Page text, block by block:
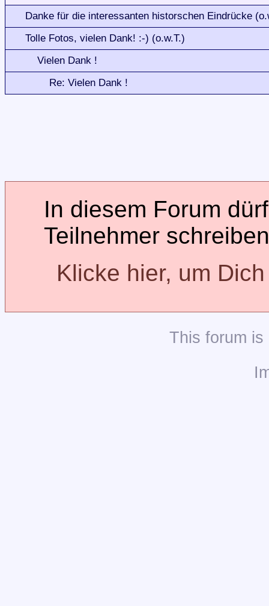
Danke für die interessanten historschen Eindrücke
Tolle Fotos, vielen Dank! :-) (o.w.T.)
Vielen Dank !
Re: Vielen Dank !
In diesem Forum
Teilnehmer
Klicke hier, um
This forum is